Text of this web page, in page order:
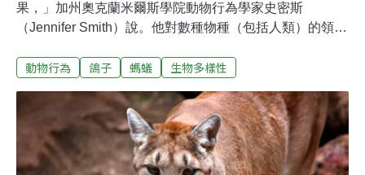
果，」加州奧克蘭米爾斯學院動物行為學家史密斯
（Jennifer Smith）說。他對數種物種（包括人類）的領導
袖扮演制衡的角色。美國總統大選之際，英國衛報報導，
向，從人類觀點看也會覺得相當熟悉。蜜蜂：偵察工蜂跳
「搖擺舞」決定新家地點每年春天，蜂窩會變得非常擁
擠，必須另建新家。「蜜蜂會投票決定何時將蜂群移動到
新區域時，過程是相當民主的，」史密斯說。蜂后會帶著
動物行為 鴿子 螞蟻 生物多樣性